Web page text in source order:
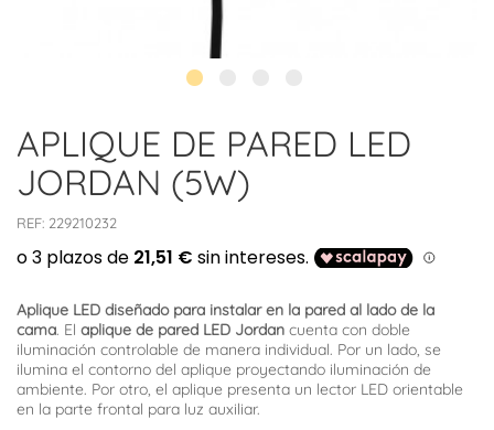
APLIQUE DE PARED LED
JORDAN (5W)
REF: 229210232
Aplique LED diseñado para instalar en la pared al lado de la
cama. El aplique de pared LED Jordan cuenta con doble
iluminación controlable de manera individual. Por un lado, se
ilumina el contorno del aplique proyectando iluminación de
ambiente. Por otro, el aplique presenta un lector LED orientable
en la parte frontal para luz auxiliar.